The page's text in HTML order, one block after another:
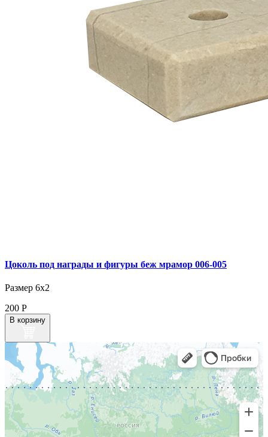
Цоколь под награды и фигуры беж мрамор 006‑005
Размер 6х2
200 Р
В корзину